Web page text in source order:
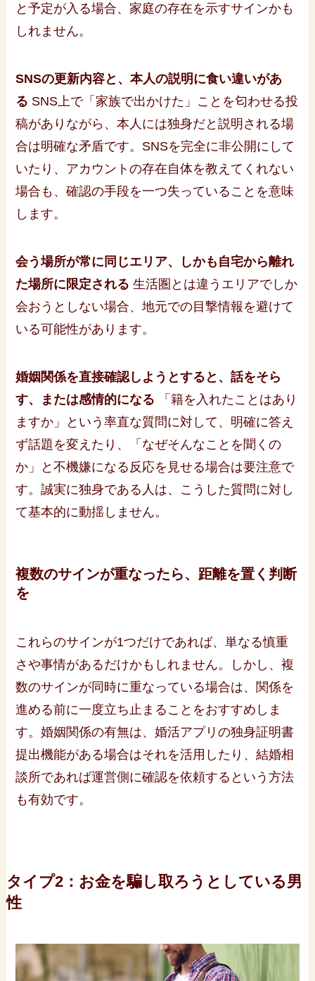
と予定が入る場合、家庭の存在を示すサインかも
しれません。
SNSの更新内容と、本人の説明に食い違いがあ
る SNS上で「家族で出かけた」ことを匂わせる投
稿がありながら、本人には独身だと説明される場
合は明確な矛盾です。SNSを完全に非公開にして
いたり、アカウントの存在自体を教えてくれない
場合も、確認の手段を一つ失っていることを意味
します。
会う場所が常に同じエリア、しかも自宅から離れ
た場所に限定される 生活圏とは違うエリアでしか
会おうとしない場合、地元での目撃情報を避けて
いる可能性があります。
婚姻関係を直接確認しようとすると、話をそら
す、または感情的になる 「籍を入れたことはあり
ますか」という率直な質問に対して、明確に答え
ず話題を変えたり、「なぜそんなことを聞くの
か」と不機嫌になる反応を見せる場合は要注意で
す。誠実に独身である人は、こうした質問に対し
て基本的に動揺しません。
複数のサインが重なったら、距離を置く判断
を
これらのサインが1つだけであれば、単なる慎重
さや事情があるだけかもしれません。しかし、複
数のサインが同時に重なっている場合は、関係を
進める前に一度立ち止まることをおすすめしま
す。婚姻関係の有無は、婚活アプリの独身証明書
提出機能がある場合はそれを活用したり、結婚相
談所であれば運営側に確認を依頼するという方法
も有効です。
タイプ2：お金を騙し取ろうとしている男
性